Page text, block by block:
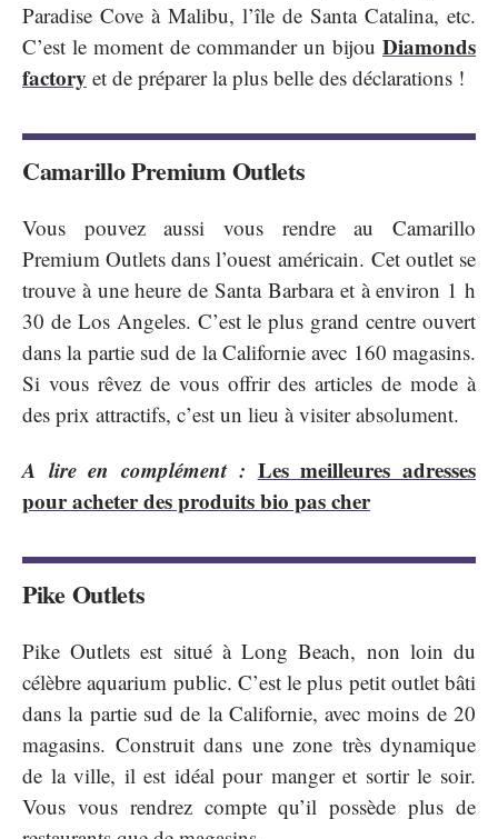
Paradise Cove à Malibu, l’île de Santa Catalina, etc.
C’est le moment de commander un bijou Diamonds
factory et de préparer la plus belle des déclarations !
Camarillo Premium Outlets
Vous pouvez aussi vous rendre au Camarillo
Premium Outlets dans l’ouest américain. Cet outlet se
trouve à une heure de Santa Barbara et à environ 1 h
30 de Los Angeles. C’est le plus grand centre ouvert
dans la partie sud de la Californie avec 160 magasins.
Si vous rêvez de vous offrir des articles de mode à
des prix attractifs, c’est un lieu à visiter absolument.
A lire en complément : Les meilleures adresses
pour acheter des produits bio pas cher
Pike Outlets
Pike Outlets est situé à Long Beach, non loin du
célèbre aquarium public. C’est le plus petit outlet bâti
dans la partie sud de la Californie, avec moins de 20
magasins. Construit dans une zone très dynamique
de la ville, il est idéal pour manger et sortir le soir.
Vous vous rendrez compte qu’il possède plus de